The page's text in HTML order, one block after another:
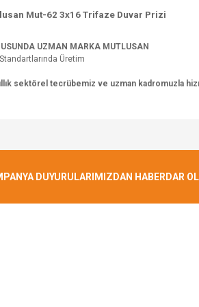
Mut-62 3x16 Trifaze Duvar Prizi
UZMAN MARKA MUTLUSAN
Üretim
sektörel tecrübemiz ve uzman kadromuzla
Ürün resmi kalitesiz, bozuk veya
DUYURULARIMIZDAN HABERDAR